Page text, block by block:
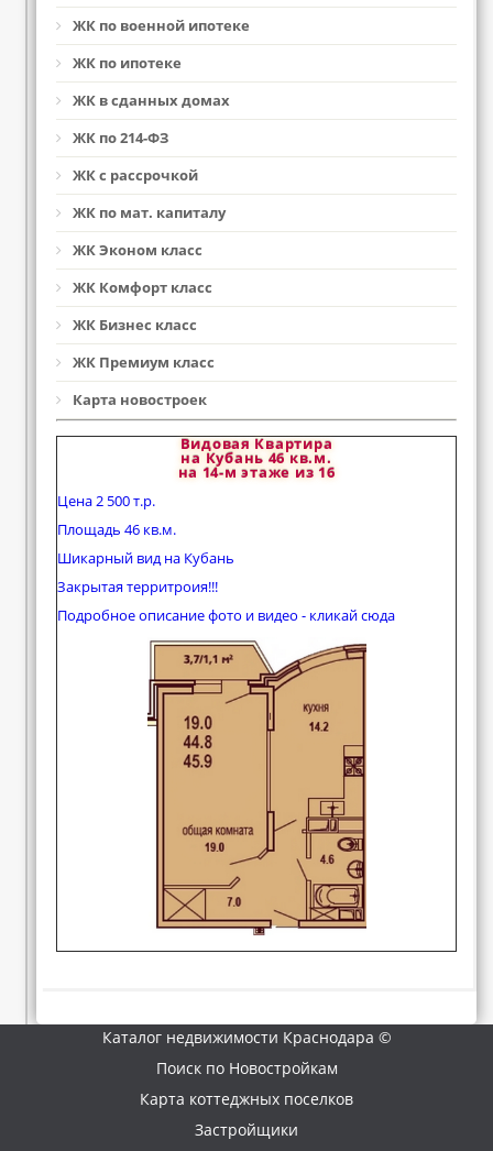
ЖК по военной ипотеке
ЖК по ипотеке
ЖК в сданных домах
ЖК по 214-ФЗ
ЖК с рассрочкой
ЖК по мат. капиталу
ЖК Эконом класс
ЖК Комфорт класс
ЖК Бизнес класс
ЖК Премиум класс
Карта новостроек
Видовая Квартира
на Кубань 46 кв.м.
на 14-м этаже из 16
Цена 2 500 т.р.
Площадь 46 кв.м.
Шикарный вид на Кубань
Закрытая территроия!!!
Подробное описание фото и видео - кликай сюда
Каталог недвижимости Краснодара ©
Поиск по Новостройкам
Карта коттеджных поселков
Застройщики